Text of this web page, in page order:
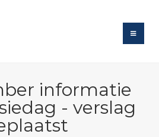
informatie
- verslag